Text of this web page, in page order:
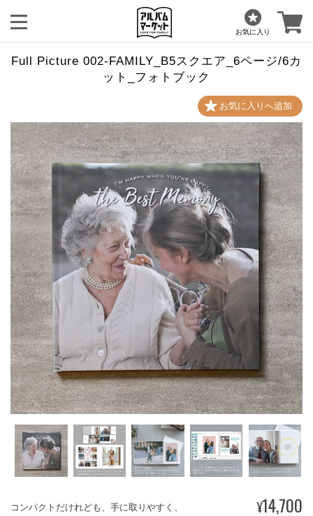
お気に入り
Full Picture 002-FAMILY_B5スクエア_6ページ/6カ
ット_フォトブック
コンパクトだけれども、手に取りやすく、
¥14,700